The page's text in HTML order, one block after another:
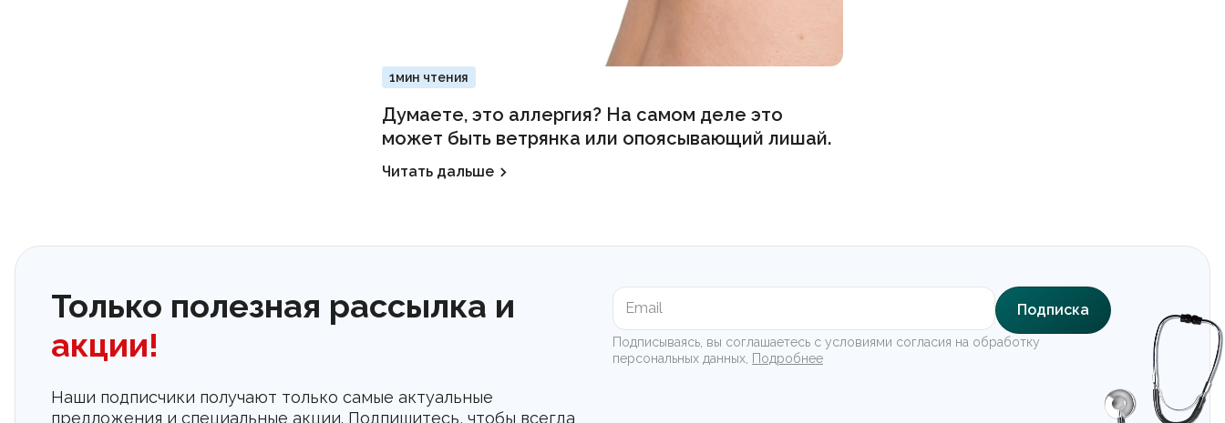
1мин чтения
Думаете, это аллергия? На самом деле это
может быть ветрянка или опоясывающий лишай.
Читать дальше
Только полезная рассылка и
акции!
Наши подписчики получают только самые актуальные
предложения и специальные акции. Подпишитесь, чтобы всегда
Подписываясь, вы соглашаетесь с условиями согласия на обработку
персональных данных, Подробнее
Подписка